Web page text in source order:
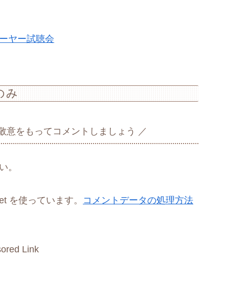
ヤー試聴会
み
意をもってコメントしましょう
。
を使っています。 コメントデータの処理方法
Link